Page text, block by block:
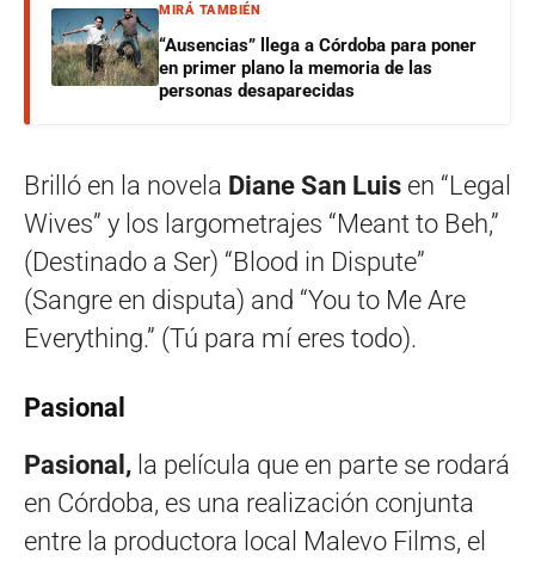
MIRÁ TAMBIÉN
“Ausencias” llega a Córdoba para poner
en primer plano la memoria de las
personas desaparecidas
Brilló en la novela Diane San Luis en “Legal
Wives” y los largometrajes “Meant to Beh,”
(Destinado a Ser) “Blood in Dispute”
(Sangre en disputa) and “You to Me Are
Everything.” (Tú para mí eres todo).
Pasional
Pasional, la película que en parte se rodará
en Córdoba, es una realización conjunta
entre la productora local Malevo Films, el